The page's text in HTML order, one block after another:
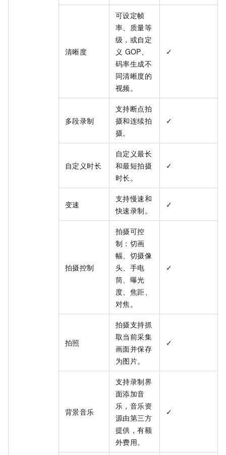
清晰度
可设定帧
率、质量等
级，或自定
义 GOP、
码率生成不
同清晰度的
视频。
✓
多段录制
支持断点拍
摄和连续拍
摄。
✓
自定义时长
自定义最长
和最短拍摄
时长。
✓
变速
支持慢速和
快速录制。
✓
拍摄控制
拍摄可控
制：切画
幅、切摄像
头、手电
筒、曝光
度、焦距、
对焦。
✓
拍照
拍摄支持抓
取当前采集
画面并保存
为图片。
✓
背景音乐
支持录制界
面添加音
乐，音乐资
源由第三方
提供，有额
外费用。
✓